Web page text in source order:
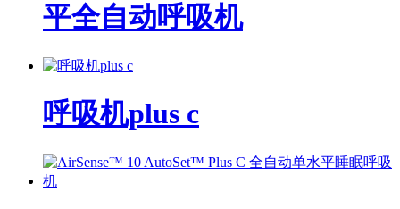
平全自动呼吸机
呼吸机plus c